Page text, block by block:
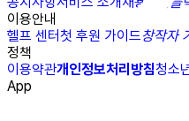
이용안내
헬프 센터첫 후원 가이드창작자
정책
이용약관개인정보처리방침청소
App